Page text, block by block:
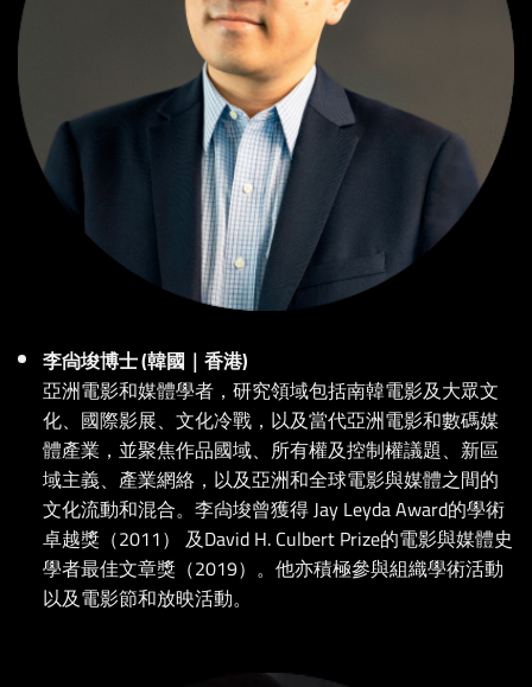
李尙埈博士 (韓國｜香港)
亞洲電影和媒體學者，研究領域包括南韓電影及大眾文
化、國際影展、文化冷戰，以及當代亞洲電影和數碼媒
體產業，並聚焦作品國域、所有權及控制權議題、新區
域主義、產業網絡，以及亞洲和全球電影與媒體之間的
文化流動和混合。李尙埈曾獲得 Jay Leyda Award的學術
卓越獎（2011） 及David H. Culbert Prize的電影與媒體史
學者最佳文章獎（2019）。他亦積極參與組織學術活動
以及電影節和放映活動。